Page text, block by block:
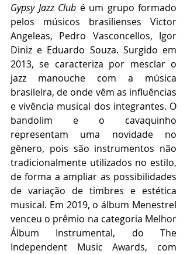
Gypsy Jazz Club é um grupo formado
pelos músicos brasilienses Victor
Angeleas, Pedro Vasconcellos, Igor
Diniz e Eduardo Souza. Surgido em
2013, se caracteriza por mesclar o
jazz manouche com a música
brasileira, de onde vêm as influências
e vivência musical dos integrantes. O
bandolim e o cavaquinho
representam uma novidade no
gênero, pois são instrumentos não
tradicionalmente utilizados no estilo,
de forma a ampliar as possibilidades
de variação de timbres e estética
musical. Em 2019, o álbum Menestrel
venceu o prêmio na categoria Melhor
Álbum Instrumental, do The
Independent Music Awards, com